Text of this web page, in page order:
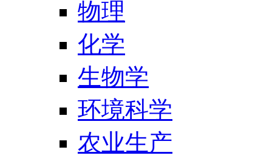
物理
化学
生物学
环境科学
农业生产